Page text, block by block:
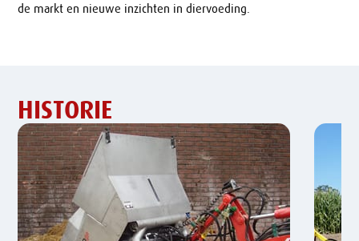
de markt en nieuwe inzichten in diervoeding.
HISTORIE